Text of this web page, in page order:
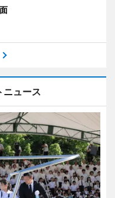
ニュース